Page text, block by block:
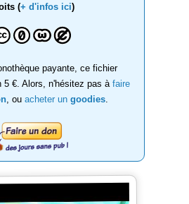
(+ d'infos ici)
payante, ce fichier
5 €. Alors, n'hésitez pas à faire
, ou acheter un goodies